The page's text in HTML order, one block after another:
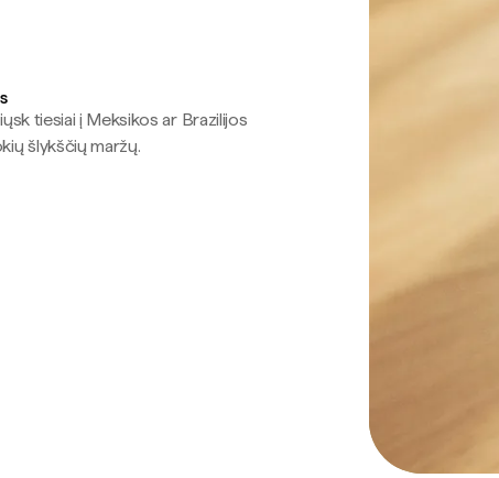
tiesiai į Meksikos ar Brazilijos
šlykščių maržų.